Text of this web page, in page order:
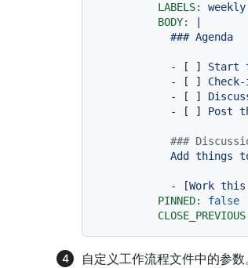
LABELS:
weekly
BODY:
- [ ] Start
-
[ ]
-
[ ]
-
[ ] Post
###
Add
things
- [Work this
PINNED:
false
自定义工作流程文件中的参数